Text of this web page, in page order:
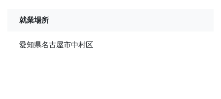
就業場所
愛知県名古屋市中村区